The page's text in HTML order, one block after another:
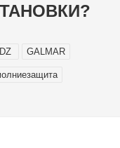
GALMAR